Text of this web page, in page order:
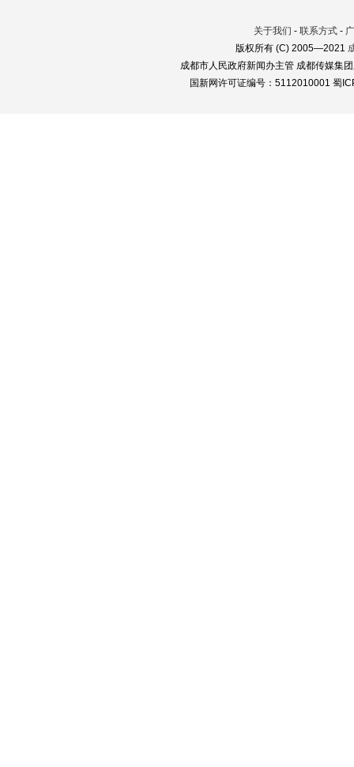
关于我们 - 联系方式 -
版权所有 (C) 2005—2021
成都市人民政府新闻办主管 成都传媒集
国新网许可证编号：5112010001 蜀